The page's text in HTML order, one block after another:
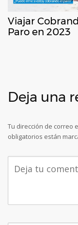
Viajar
Paro en 2023
Deja una
Tu dirección de correo
obligatorios están